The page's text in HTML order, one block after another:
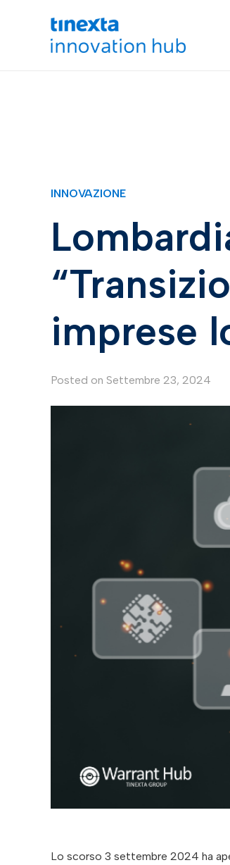
INNOVAZIONE
imprese
Posted on Settembre 23, 2024
Lo scorso 3 settembre 2024 ha